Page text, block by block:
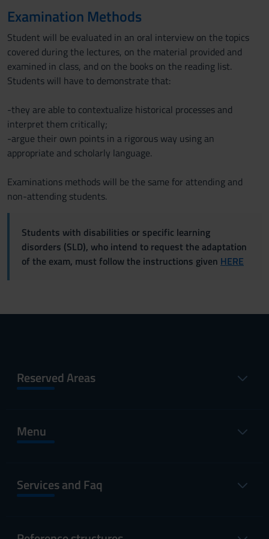
Examination Methods
Student will be evaluated in an oral interview on the topics
covered during the lectures, on the material provided and
examined in class, and on the books on the reading list.
Students will have to demonstrate that:
-they are able to contextualize historical processes and
interpret them critically;
-argue their own points in a rigorous way using an
appropriate and scholarly language.
Examinations methods will be the same for attending and
non-attending students.
Students with disabilities or specific learning
disorders (SLD), who intend to request the adaptation
of the exam, must follow the instructions given HERE
Reserved Areas
Menu
Services and Faq